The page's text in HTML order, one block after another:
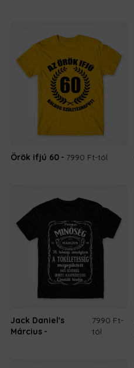
Örök ifjú 60 7990 Ft-tól
Jack Daniel's
Március
7990 Ft-
tól